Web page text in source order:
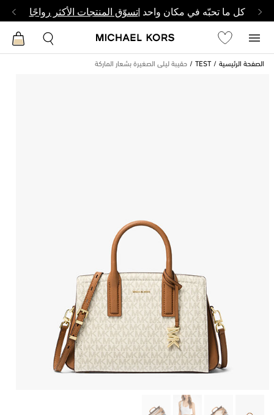
كل ما تحبّه في مكان واحد |تسوّق المنتجات الأكثر رواجًا
الصفحة الرئيسية TEST حقيبة ليلى الصغيرة بشعار الماركة